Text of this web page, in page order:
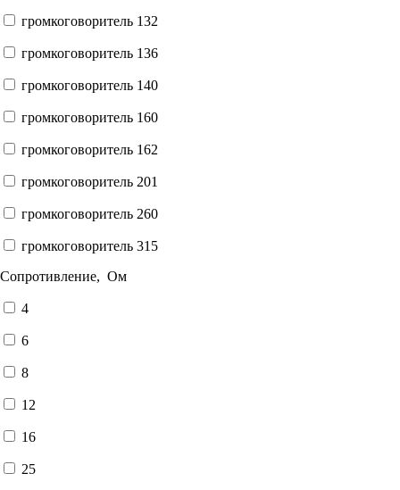
громкоговоритель 132
громкоговоритель 136
громкоговоритель 140
громкоговоритель 160
громкоговоритель 162
громкоговоритель 201
громкоговоритель 260
громкоговоритель 315
Сопротивление, Ом
4
6
8
12
16
25